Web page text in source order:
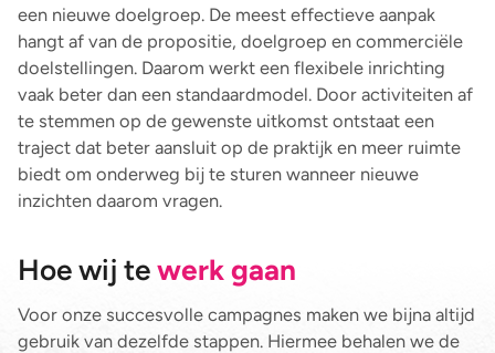
een nieuwe doelgroep. De meest effectieve aanpak
hangt af van de propositie, doelgroep en commerciële
doelstellingen. Daarom werkt een flexibele inrichting
vaak beter dan een standaardmodel. Door activiteiten af
te stemmen op de gewenste uitkomst ontstaat een
traject dat beter aansluit op de praktijk en meer ruimte
biedt om onderweg bij te sturen wanneer nieuwe
inzichten daarom vragen.
Hoe wij tewerk gaan
Voor onze succesvolle campagnes maken we bijna altijd
gebruik van dezelfde stappen. Hiermee behalen we de